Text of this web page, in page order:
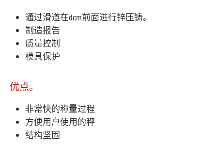
通过滑道在dcm前面进行锌压铸。
制造报告
质量控制
模具保护
优点。
非常快的称量过程
方便用户使用的秤
结构坚固